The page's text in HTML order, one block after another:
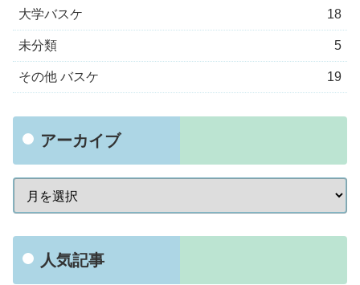
大学バスケ 18
未分類 5
その他 バスケ 19
アーカイブ
人気記事